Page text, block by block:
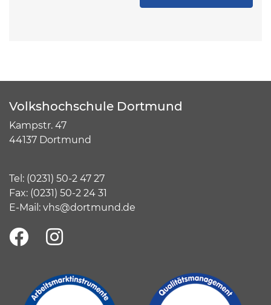
Volkshochschule Dortmund
Kampstr. 47
44137 Dortmund
Tel: (0231) 50-2 47 27
Fax: (0231) 50-2 24 31
E-Mail: vhs@dortmund.de